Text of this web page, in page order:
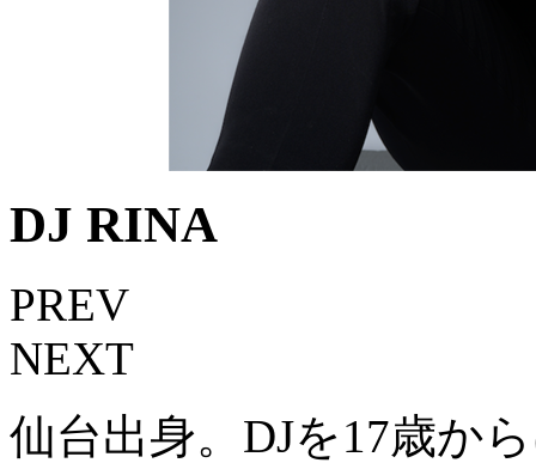
DJ RINA
PREV
NEXT
仙台出身。DJを17歳か